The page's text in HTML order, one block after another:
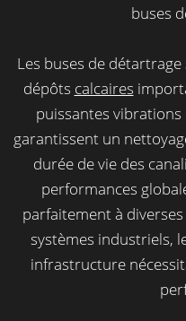
buses
Les buses de
dépôts calcaires
puissantes
garantissent un
durée de vie des
performances
parfaitement à
systèmes industriels,
infrastructure